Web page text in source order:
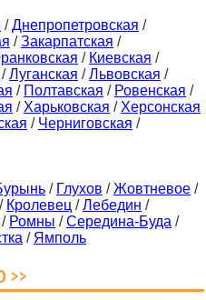
/Днепропетровская /
/Закарпатская /
/ Киевская /
/Луганская /Львовская /
/ Полтавская / Ровенская /
/ Харьковская / Херсонская
/ Черниговская /
/ Глухов /Жовтневое /
/ Кролевец /Лебедин /
/ Ромны /Середина-Буда /
/ Ямполь
>>